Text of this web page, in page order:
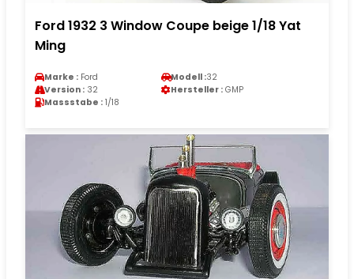
Ford 1932 3 Window Coupe beige 1/18 Yat
Ming
Marke : Ford Modell :32
Version : 32 Hersteller : GMP
Massstabe : 1/18